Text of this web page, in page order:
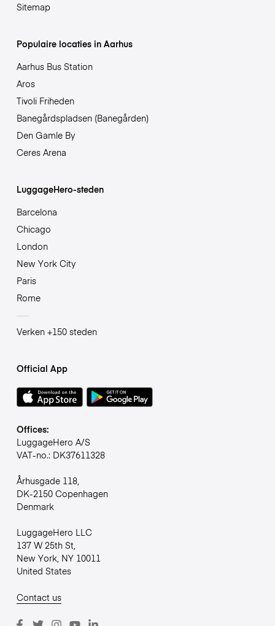
Sitemap
Populaire locaties in Aarhus
Aarhus Bus Station
Aros
Tivoli Friheden
Banegårdspladsen (Banegården)
Den Gamle By
Ceres Arena
LuggageHero-steden
Barcelona
Chicago
London
New York City
Paris
Rome
Verken +150 steden
Official App
Offices:
LuggageHero A/S
VAT-no.: DK37611328
Århusgade 118,
DK-2150 Copenhagen
Denmark
LuggageHero LLC
137 W 25th St,
New York, NY 10011
United States
Contact us